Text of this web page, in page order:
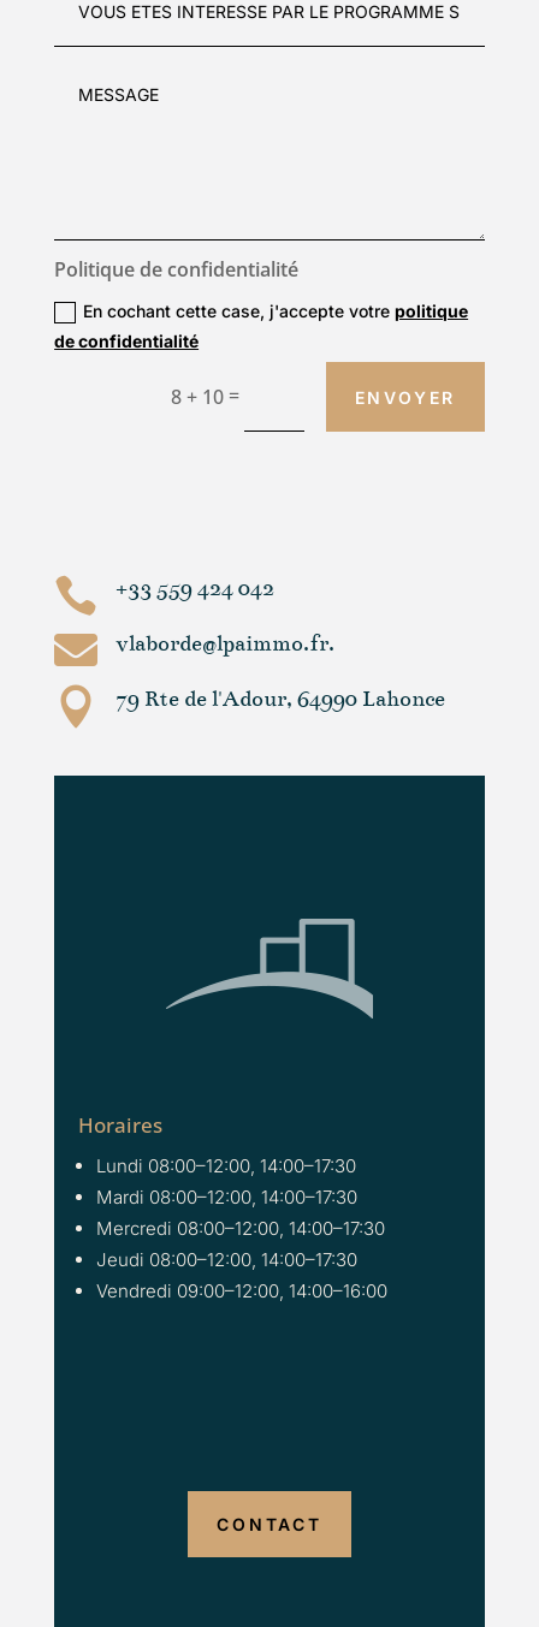
Politique de confidentialité
En cochant cette case, j'accepte votrepolitique
de confidentialité
8 + 10= ENVOYER
 +33 559 424 042
 vlaborde@lpaimmo.fr.
 79 Rte de l'Adour, 64990 Lahonce
Horaires
Lundi 08:00–12:00, 14:00–17:30
Mardi 08:00–12:00, 14:00–17:30
Mercredi 08:00–12:00, 14:00–17:30
Jeudi 08:00–12:00, 14:00–17:30
Vendredi 09:00–12:00, 14:00–16:00
CONTACT